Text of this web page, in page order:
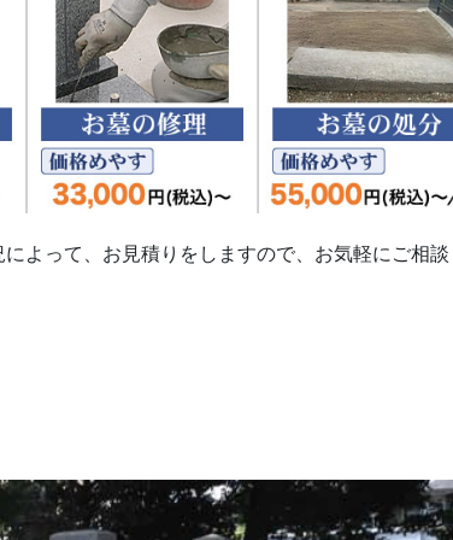
よって、お見積りをしますので、お気軽にご相